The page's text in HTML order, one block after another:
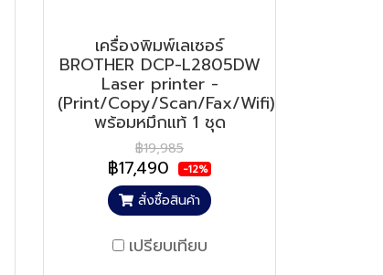
เครื่องพิมพ์เลเซอร์
BROTHER DCP-L2805DW
Laser printer -
(Print/Copy/Scan/Fax/Wifi)
พร้อมหมึกแท้ 1 ชุด
฿19,985
฿17,490 -12%
สั่งซื้อสินค้า
เปรียบเทียบ